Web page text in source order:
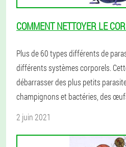
COMMENT NETTOYER LE
Plus de 60 types différents de
différents systèmes corporels.
débarrasser des plus petits
champignons et bactéries, des
2 juin 2021